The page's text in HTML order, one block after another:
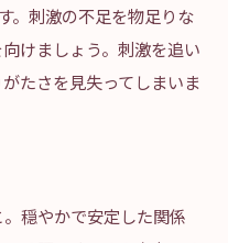
。刺激の不足を物足りな
けましょう。刺激を追い
たさを見失ってしまいま
。穏やかで安定した関係